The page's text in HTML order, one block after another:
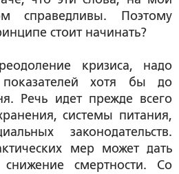
справедливы. Поэтому
стоит начинать?
кризиса, надо
хотя бы до
Речь идет прежде всего
системы питания,
законодательств.
мер может дать
смертности. Со